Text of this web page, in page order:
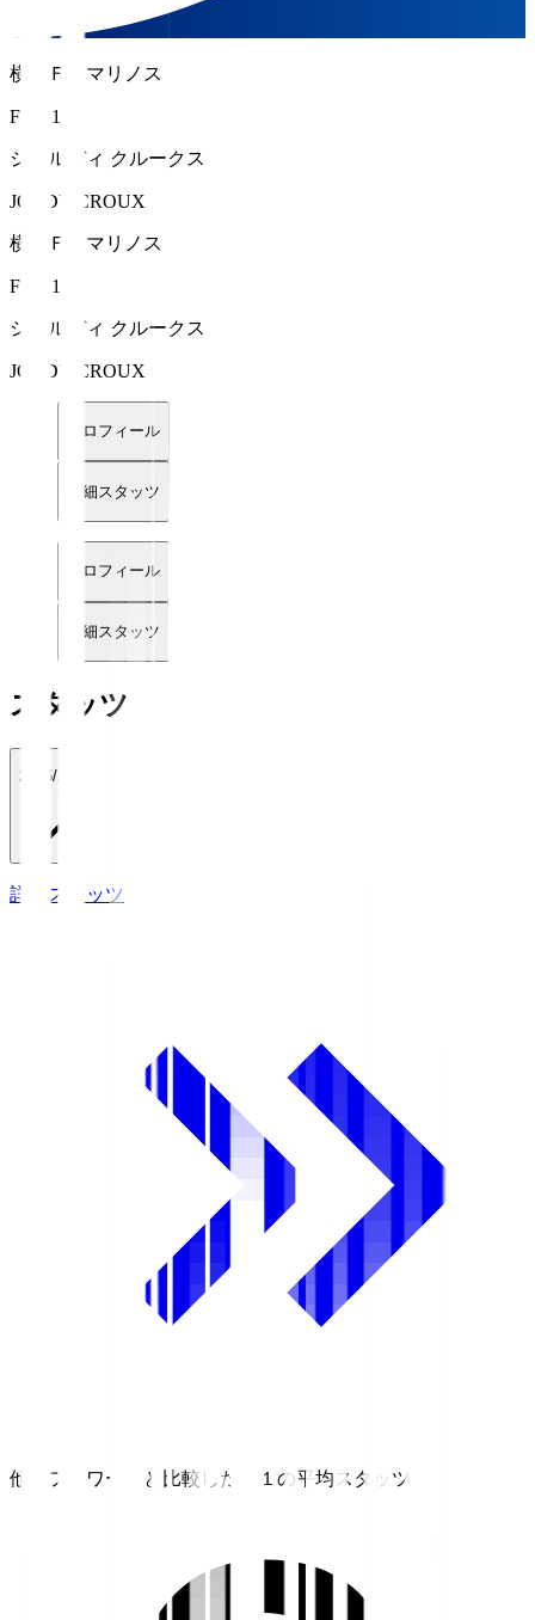
横浜Ｆ・マリノス
FW 11
ジョルディ クルークス
JORDY CROUX
横浜Ｆ・マリノス
FW 11
ジョルディ クルークス
JORDY CROUX
プロフィール
詳細スタッツ
プロフィール
詳細スタッツ
スタッツ
2026/27
詳細スタッツ
他のフォワードと比較したＪ１の平均スタッツ